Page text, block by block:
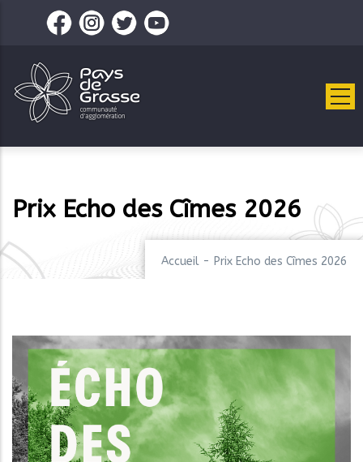
contenu
principal
Prix Echo des Cîmes 2026
Accueil - Prix Echo des Cîmes 2026